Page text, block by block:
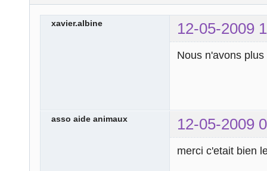
xavier.albine 12-05-2009
Nous n'avons
asso aide animaux 12-05-2009
merci c'etait bien